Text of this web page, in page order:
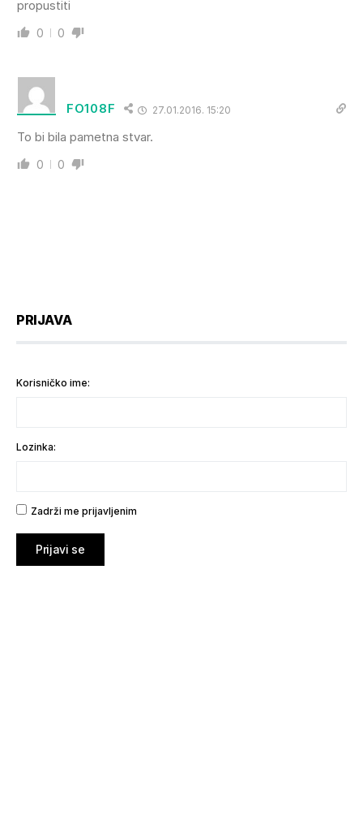
propustiti
0 0
FO108F 27.01.2016. 15:20
To bi bila pametna stvar.
0 0
PRIJAVA
Korisničko ime:
Lozinka:
Zadrži me prijavljenim
Prijavi se